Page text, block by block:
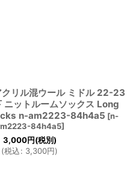
クリル混ウール ミドル 22-23
ニットルームソックス Long
n-am2223-84h4a5 [n-
84h4a5]
3,000円(税別)
(税込: 3,300円)